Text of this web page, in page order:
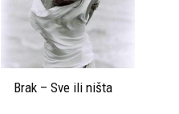
Brak – Sve ili ništa